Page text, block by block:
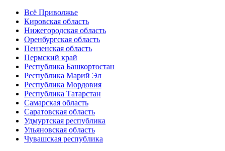
Всё Приволжье
Кировская область
Нижегородская область
Оренбургская область
Пензенская область
Пермский край
Республика Башкортостан
Республика Марий Эл
Республика Мордовия
Республика Татарстан
Самарская область
Саратовская область
Удмуртская республика
Ульяновская область
Чувашская республика